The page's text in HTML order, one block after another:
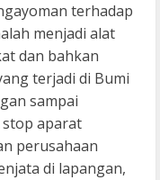
terhadap
menjadi alat
dan bahkan
terjadi di Bumi
sampai
stop aparat
perusahaan
di lapangan,